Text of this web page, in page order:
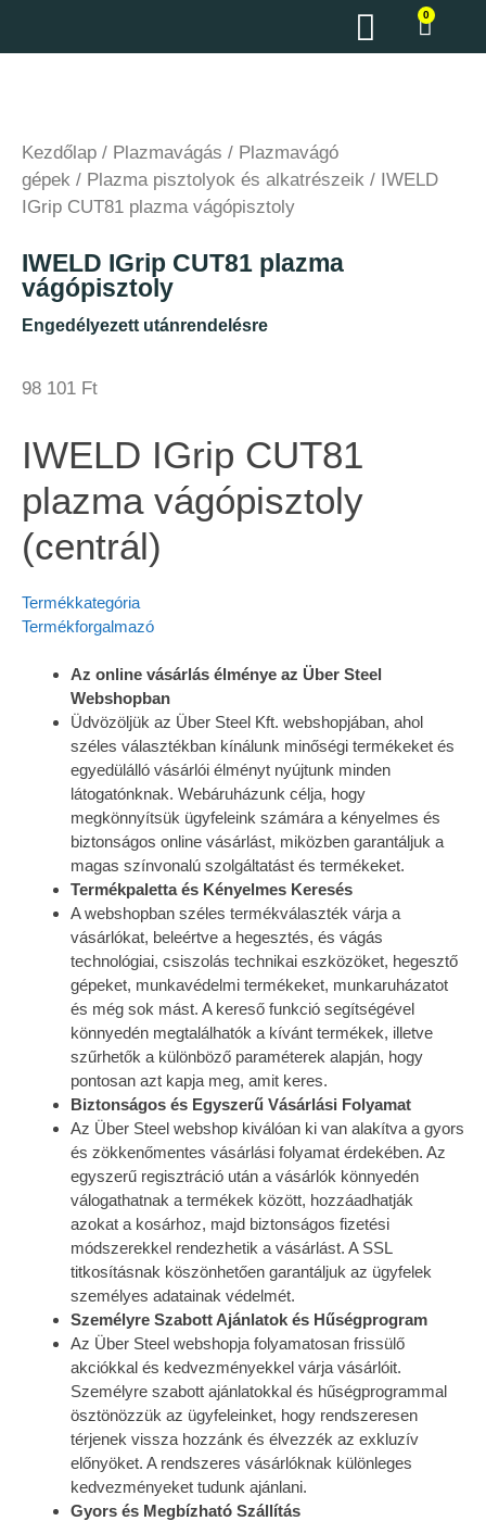
0
Kezdőlap / Plazmavágás / Plazmavágó
gépek / Plazma pisztolyok és alkatrészeik / IWELD
IGrip CUT81 plazma vágópisztoly
IWELD IGrip CUT81 plazma
vágópisztoly
Engedélyezett utánrendelésre
98 101 Ft
IWELD IGrip CUT81
plazma vágópisztoly
(centrál)
Termékkategória
Termékforgalmazó
Az online vásárlás élménye az Über Steel
Webshopban
Üdvözöljük az Über Steel Kft. webshopjában, ahol
széles választékban kínálunk minőségi termékeket és
egyedülálló vásárlói élményt nyújtunk minden
látogatónknak. Webáruházunk célja, hogy
megkönnyítsük ügyfeleink számára a kényelmes és
biztonságos online vásárlást, miközben garantáljuk a
magas színvonalú szolgáltatást és termékeket.
Termékpaletta és Kényelmes Keresés
A webshopban széles termékválaszték várja a
vásárlókat, beleértve a hegesztés, és vágás
technológiai, csiszolás technikai eszközöket, hegesztő
gépeket, munkavédelmi termékeket, munkaruházatot
és még sok mást. A kereső funkció segítségével
könnyedén megtalálhatók a kívánt termékek, illetve
szűrhetők a különböző paraméterek alapján, hogy
pontosan azt kapja meg, amit keres.
Biztonságos és Egyszerű Vásárlási Folyamat
Az Über Steel webshop kiválóan ki van alakítva a gyors
és zökkenőmentes vásárlási folyamat érdekében. Az
egyszerű regisztráció után a vásárlók könnyedén
válogathatnak a termékek között, hozzáadhatják
azokat a kosárhoz, majd biztonságos fizetési
módszerekkel rendezhetik a vásárlást. A SSL
titkosításnak köszönhetően garantáljuk az ügyfelek
személyes adatainak védelmét.
Személyre Szabott Ajánlatok és Hűségprogram
Az Über Steel webshopja folyamatosan frissülő
akciókkal és kedvezményekkel várja vásárlóit.
Személyre szabott ajánlatokkal és hűségprogrammal
ösztönözzük az ügyfeleinket, hogy rendszeresen
térjenek vissza hozzánk és élvezzék az exkluzív
előnyöket. A rendszeres vásárlóknak különleges
kedvezményeket tudunk ajánlani.
Gyors és Megbízható Szállítás